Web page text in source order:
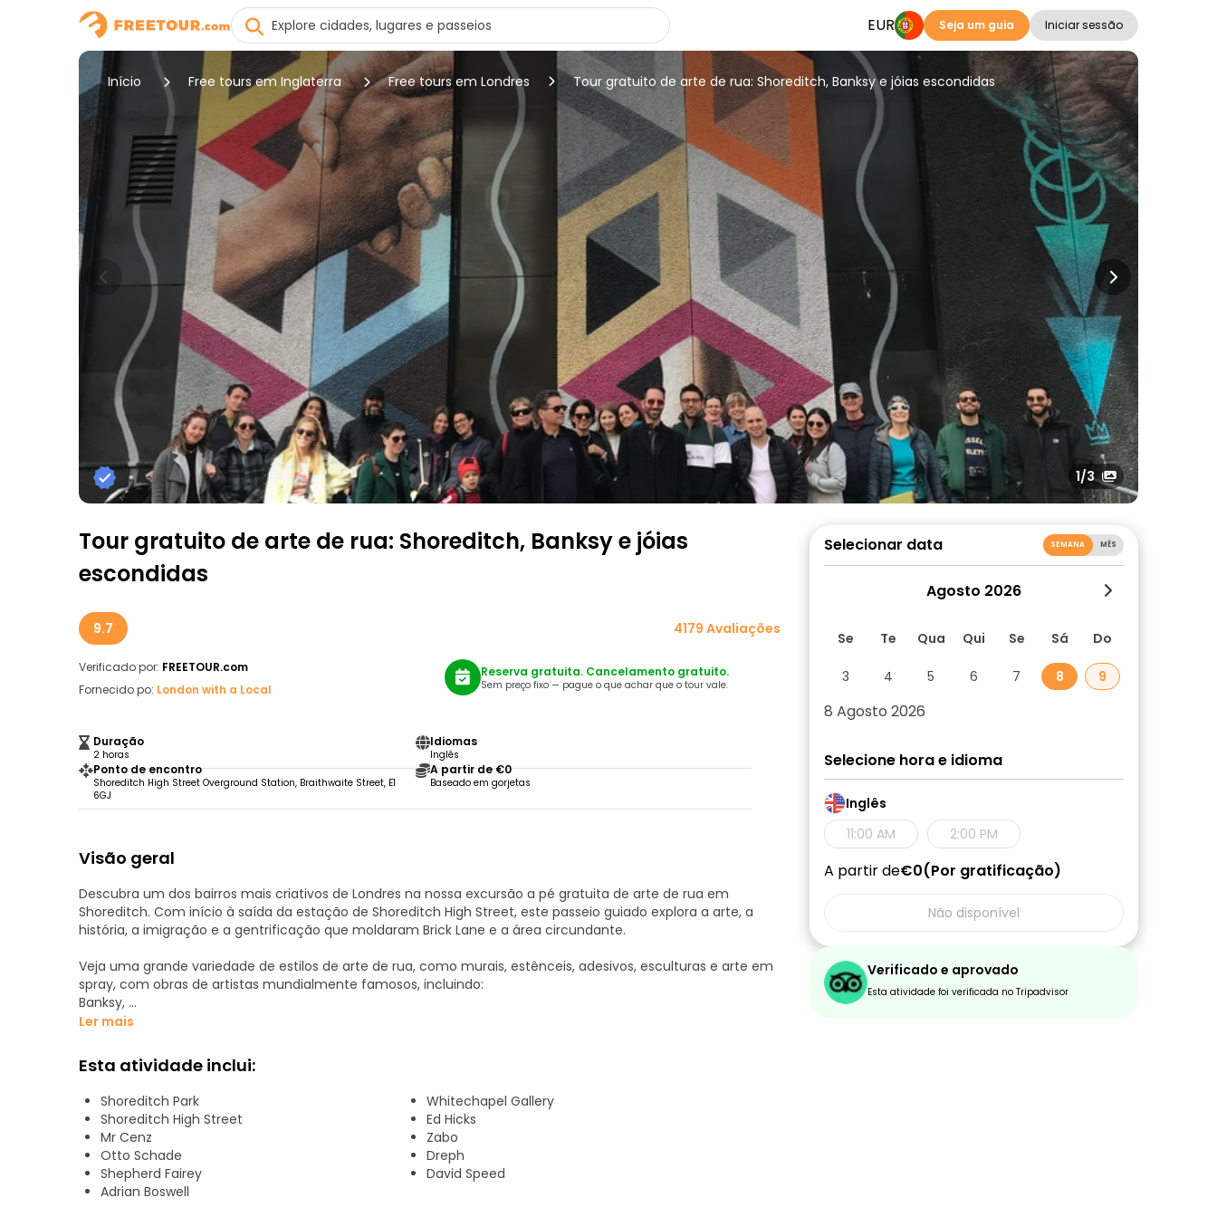
EUR Seja um guia Iniciar sessão
Início Free tours em Inglaterra Free tours em Londres Tour gratuito de arte de rua: Shoreditch, Banksy e jóias escondidas
1/3
Tour gratuito de arte de rua: Shoreditch, Banksy e jóias
escondidas
9.7 4179 Avaliações
Verificado por: FREETOUR.com
Fornecido po: London with a Local
Duração
2 horas
Idiomas
Inglês
Ponto de encontro
Shoreditch High Street Overground Station, Braithwaite Street, E1
6GJ
A partir de €0
Baseado em gorjetas
Reserva gratuita. Cancelamento gratuito.
Sem preço fixo — pague o que achar que o tour vale.
Visão geral
Descubra um dos bairros mais criativos de Londres na nossa excursão a pé gratuita de arte de rua em
Shoreditch. Com início à saída da estação de Shoreditch High Street, este passeio guiado explora a arte, a
história, a imigração e a gentrificação que moldaram Brick Lane e a área circundante.
Veja uma grande variedade de estilos de arte de rua, como murais, estênceis, adesivos, esculturas e arte em
spray, com obras de artistas mundialmente famosos, incluindo:
Banksy,
Shepard Fairey,
Fanakapan,
Mr Cenz,
Otto Schade,
Dreph,
Zabou
Dale Grimshaw
Ao longo do percurso, saiba como a imigração transformou Shoreditch de um dos bairros mais pobres de
Londres num centro criativo global e como a arte de rua reflecte o protesto político, a luta de classes e a
Ler mais
Esta atividade inclui:
Shoreditch Park
Whitechapel Gallery
Shoreditch High Street
Ed Hicks
Mr Cenz
Zabo
Otto Schade
Dreph
Shepherd Fairey
David Speed
Adrian Boswell
Selecionar data SEMANA MÊS
Agosto 2026
Se Te Qua Qui Se Sá Do
3 4 5 6 7 8 9
8 Agosto 2026
Selecione hora e idioma
Inglês
11:00 AM
2:00 PM
A partir de€0 Por gratificação
Não disponível
Verificado e aprovado
Esta atividade foi verificada no Tripadvisor